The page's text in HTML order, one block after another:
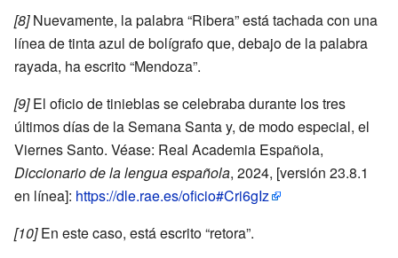
[8]Nuevamente, la palabra “Ribera” está tachada con una
línea de tinta azul de bolígrafo que, debajo de la palabra
rayada, ha escrito “Mendoza”.
[9]El oficio de tinieblas se celebraba durante los tres
últimos días de la Semana Santa y, de modo especial, el
Viernes Santo. Véase: Real Academia Española,
Diccionario de la lengua española, 2024, [versión 23.8.1
en línea]: https://dle.rae.es/oficio#Cri6gIz
[10]En este caso, está escrito “retora”.